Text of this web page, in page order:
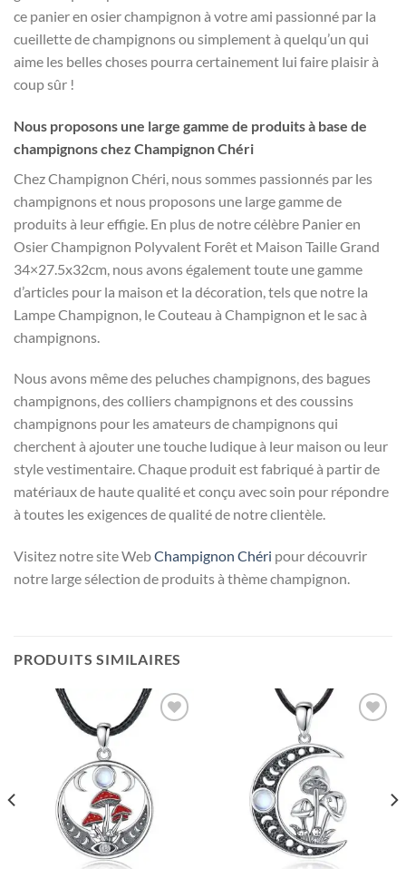
ce panier en osier champignon à votre ami passionné par la
cueillette de champignons ou simplement à quelqu’un qui
aime les belles choses pourra certainement lui faire plaisir à
coup sûr !
Nous proposons une large gamme de produits à base de
champignons chez Champignon Chéri
Chez Champignon Chéri, nous sommes passionnés par les
champignons et nous proposons une large gamme de
produits à leur effigie. En plus de notre célèbre Panier en
Osier Champignon Polyvalent Forêt et Maison Taille Grand
34×27.5x32cm, nous avons également toute une gamme
d’articles pour la maison et la décoration, tels que notre la
Lampe Champignon, le Couteau à Champignon et le sac à
champignons.
Nous avons même des peluches champignons, des bagues
champignons, des colliers champignons et des coussins
champignons pour les amateurs de champignons qui
cherchent à ajouter une touche ludique à leur maison ou leur
style vestimentaire. Chaque produit est fabriqué à partir de
matériaux de haute qualité et conçu avec soin pour répondre
à toutes les exigences de qualité de notre clientèle.
Visitez notre site WebChampignon Chéri pour découvrir
notre large sélection de produits à thème champignon.
PRODUITS SIMILAIRES
d’envies